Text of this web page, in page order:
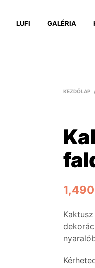
LUFI GALÉRIA
KEZDŐLAP /
1,490